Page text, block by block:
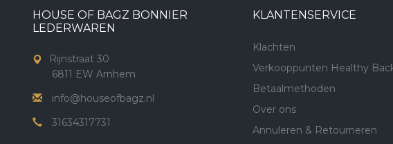
HOUSE OF BAGZ BONNIER
LEDERWAREN
Rijnstraat 30
6811 EW Arnhem
info@houseofbagz.nl
31634317731
KLANTENSERVICE
Klachten
Verkooppunten Healthy
Betaalmethoden
Over ons
Annuleren & Retourneren